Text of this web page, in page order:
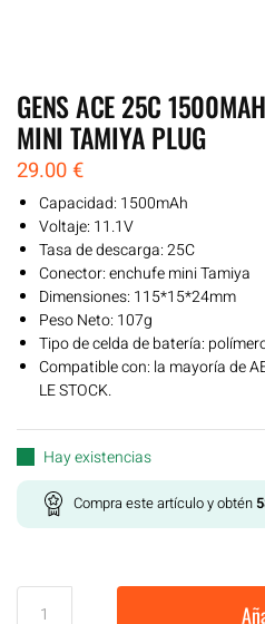
GENS ACE 25C
MINI TAMIYA PLUG
29.00€
Capacidad: 1500mAh
Voltaje: 11.1V
Tasa de descarga: 25C
Conector: enchufe mini Tamiya
Dimensiones: 115*15*24mm
Peso Neto: 107g
Tipo de celda de batería:
Compatible con: la mayoría de
LE STOCK.
Hay existencias
Compra este artículo y obtén